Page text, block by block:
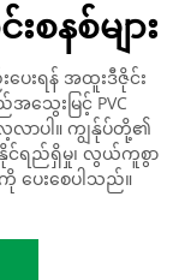
စနစ်များ
ေးရန် အထူးဒီဇိုင်း
သွေးမြင့် PVC
လေ့လာပါ။ ကျွန်ုပ်တို့၏
နိုင်ရည်ရှိမှု၊ လွယ်ကူစွာ
ကို ပေးစေပါသည်။